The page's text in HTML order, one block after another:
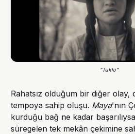
"Tuklo"
Rahatsız olduğum bir diğer olay,
tempoya sahip oluşu. Maya'nın
kurduğu bağ ne kadar
süregelen tek mekân çekimine